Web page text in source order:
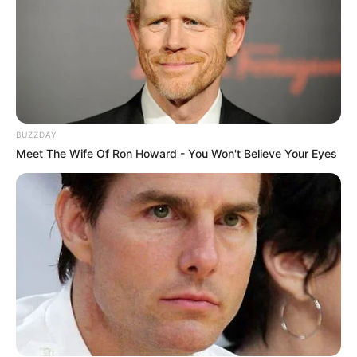
pártok versenyképességét. A Tisza Párt ezzel
szemben kedvezőbb helyzetben lenne, hiszen a
tiszás országgyűlési képviselők mindössze hat hete
kezdték meg parlamenti munkájukat, így számukra
jelenleg nem jelentene érdemi korlátozást az új
szabályozás.
Hirdetés
Az elemző szerint a politikai verseny feltételei ilyen
módon látványosan átalakulhatnak. A régi pártok
ismert arcainak kiszorítása nemcsak személyi
kérdés, hanem szervezeti és választástechnikai
következményekkel is járhat. Azok a pártok,
amelyek hosszú éveken át ugyanazokra a
politikusokra, ismert nevekre, helyi vagy országos
BUZZDAY
Meet The Wife Of Ron Howard - You Won't Believe Your Eyes